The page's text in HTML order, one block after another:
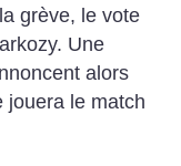
grève, le vote
Une
alors
jouera le match